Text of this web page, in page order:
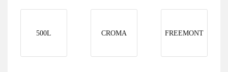
500L CROMA FREEMONT